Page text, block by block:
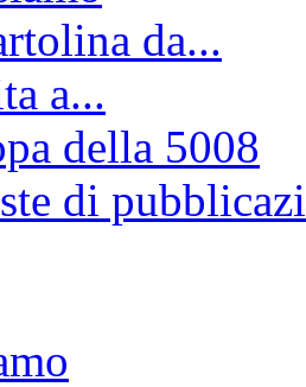
da...
a...
della 5008
di